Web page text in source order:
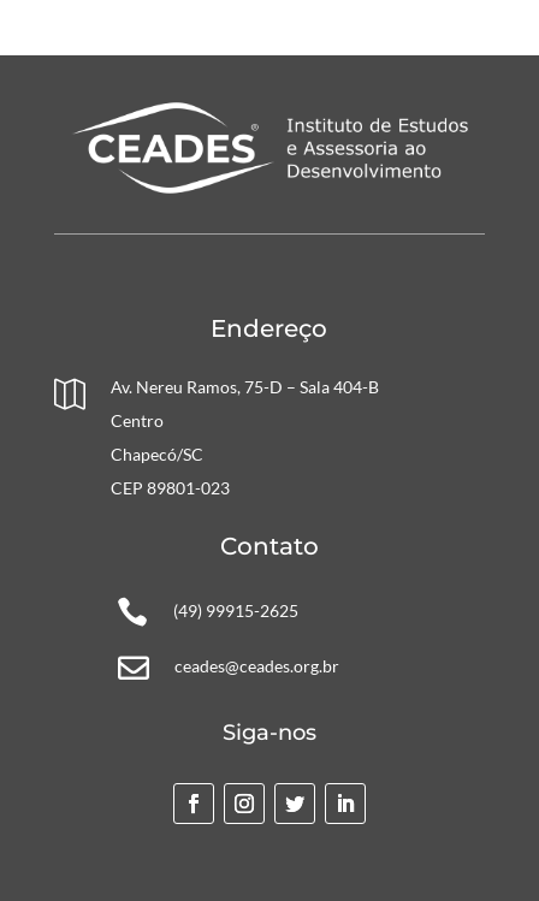
Endereço

Av. Nereu Ramos, 75-D – Sala 404-B
Centro
Chapecó/SC
CEP 89801-023
Contato
 (49) 99915-2625
 ceades@ceades.org.br
Siga-nos